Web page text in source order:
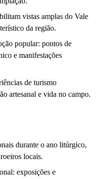
vistas amplas do Vale
da região.
popular: pontos de
e manifestações
de turismo
artesanal e vida no campo.
durante o ano litúrgico,
locais.
exposições e